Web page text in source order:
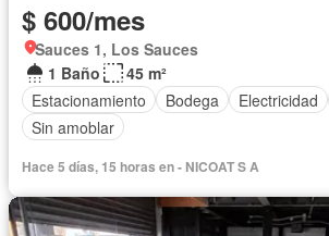
$ 600/mes
Sauces 1, Los Sauces
1 Baño
45 m²
Estacionamiento
Bodega Electricidad
Sin amoblar
Hace 5 días, 15 horas en - NICOAT S A